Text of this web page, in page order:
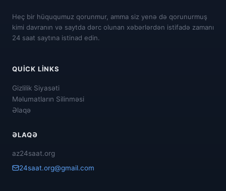
Heç bir hüququmuz qorunmur, amma siz yenə də qorunurmuş
kimi davranın və saytda dərc olunan xəbərlərdən istifadə zamanı
24 saat saytına istinad edin.
QUICK LINKS
Gizlilik Siyasəti
Məlumatların Silinməsi
Əlaqə
ƏLAQƏ
az24saat.org
24saat.org@gmail.com